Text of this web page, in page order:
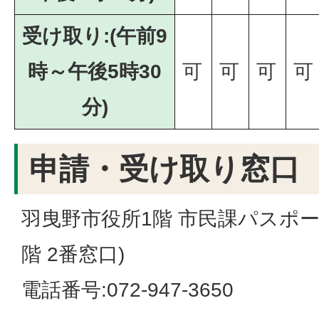
受け取り:(午前9
時～午後5時30
分)
可 可 可 可
申請・受け取り窓口
羽曳野市役所1階 市民課パスポ
階 2番窓口)
電話番号:072-947-3650